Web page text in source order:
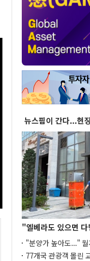
[스팟Live] 일상에서 장점
패밀리 SUV' 볼보 EX90
뉴스핌이 간다...현
"엘베라도 있으면
"분양가 높아도..."
77개국 관광객 몰린